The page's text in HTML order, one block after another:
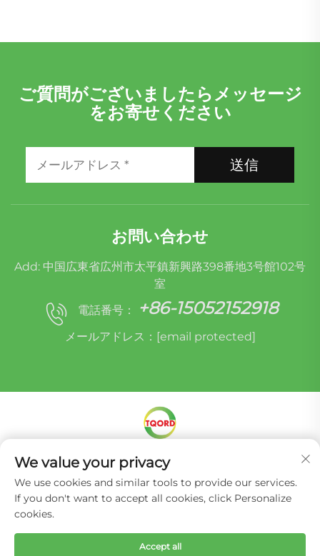
ご質問がございましたらメッセージ
をお寄せください
送信
お問い合わせ
Add: 中国広東省広州市太平鎮新興路398番地3号館102号
室
電話番号：
+86-15052152918
メールアドレス： [email protected]
Copyright © Miracle Oruide (guangzhou) Auto
Parts Remanufacturing Co., Ltd. -
プライバシーポ
リシー
We value your privacy
We use cookies and similar tools to provide our services.
If you don't want to accept all cookies, click Personalize
cookies.
Accept all